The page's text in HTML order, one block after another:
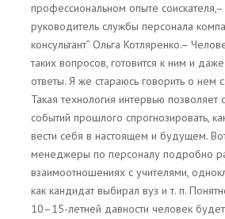
профессиональном опыте соискателя,–
руководитель службы персонала
консультант” Ольга Котляренко.–
таких вопросов, готовится к ним и
ответы. Я же стараюсь говорить о нем
Такая технология интервью
событий прошлого спрогнозировать,
вести себя в настоящем и будущем.
менеджеры по персоналу подробно
взаимоотношениях с учителями,
как кандидат выбирал вуз и т. п.
10–15-летней давности человек